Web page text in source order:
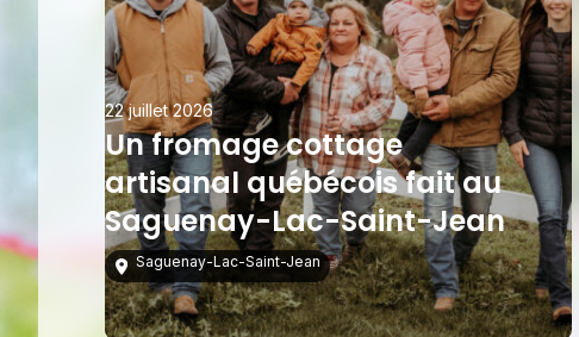
22 juillet 2026
Un fromage cottage
artisanal québécois fait au
Saguenay-Lac-Saint-Jean
Saguenay-Lac-Saint-Jean